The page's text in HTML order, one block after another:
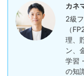
カネ
2級
（
理、
ン、
学習
の知